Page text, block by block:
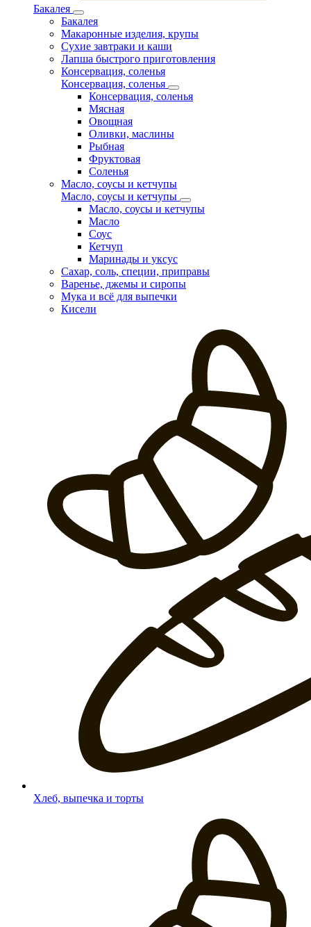
Бакалея
Бакалея
Макаронные изделия, крупы
Сухие завтраки и каши
Лапша быстрого приготовления
Консервация, соленья
Консервация, соленья
Консервация, соленья
Мясная
Овощная
Оливки, маслины
Рыбная
Фруктовая
Соленья
Масло, соусы и кетчупы
Масло, соусы и кетчупы
Масло, соусы и кетчупы
Масло
Соус
Кетчуп
Маринады и уксус
Сахар, соль, специи, приправы
Варенье, джемы и сиропы
Мука и всё для выпечки
Кисели
Хлеб, выпечка и торты